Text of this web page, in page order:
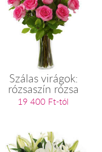
Szálas virágok:
rózsaszín rózsa
19 400 Ft-tól